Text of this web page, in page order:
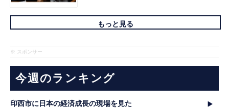
もっと見る
※ スポンサー
今週のランキング
印西市に日本の経済成長の現場を見た